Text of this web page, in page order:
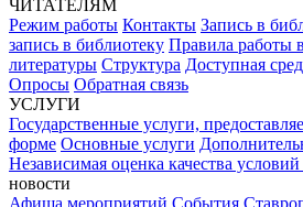
ЧИТАТЕЛЯМ
Режим работы Контакты Запись в
запись в библиотеку Правила работы
литературы Структура Доступная
Опросы Обратная связь
УСЛУГИ
Государственные услуги,
форме Основные услуги
Независимая оценка качества условий
новости
Афиша мероприятий События